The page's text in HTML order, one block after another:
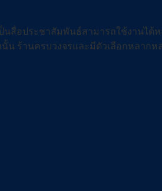
สื่อประชาสัมพันธ์สามารถใช้งานได้
น ร้านครบวงจรและมีตัวเลือกหลาก